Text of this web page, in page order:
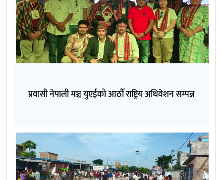
प्रवासी नेपाली मञ्च युएईको आठौँ राष्ट्रिय अधिवेशन सम्पन्न